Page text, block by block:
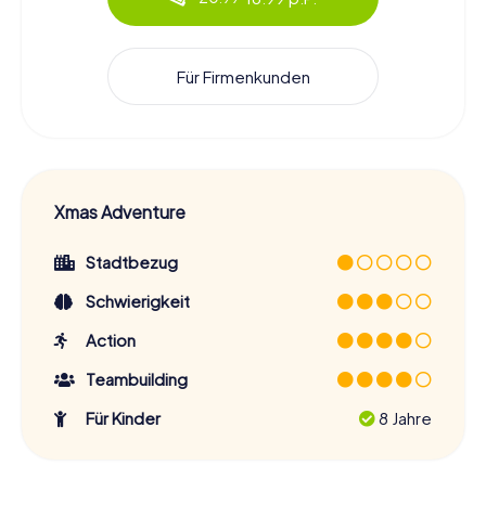
Für Firmenkunden
Xmas Adventure
Stadtbezug
Schwierigkeit
Action
Teambuilding
Für Kinder
8 Jahre